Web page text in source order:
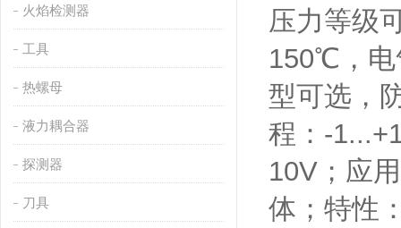
火焰检测器
工具
热螺母
液力耦合器
探测器
刀具
压力等级
150℃，电
型可选，
程：-
10V；应
体；特性